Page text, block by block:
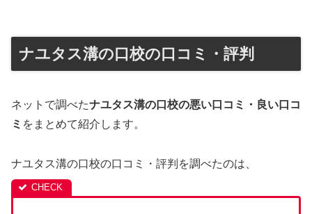
ナユタス溝の口校の口コミ・評判
ネットで調べたナユタス溝の口校の悪い口コミ・良い口コ
ミ をまとめて紹介します。
ナユタス溝の口校の口コミ・評判を調べたのは、